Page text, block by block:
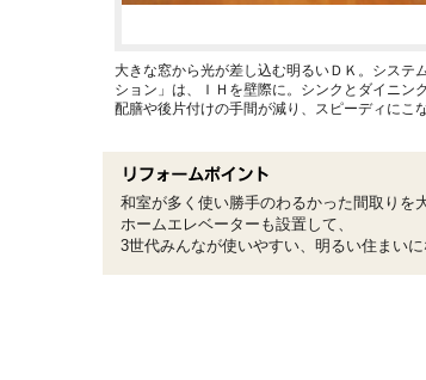
大きな窓から光が差し込む明るいＤＫ。システ
ション」は、ＩＨを壁際に。シンクとダイニン
配膳や後片付けの手間が減り、スピーディにこ
和室が多く使い勝手のわるかった間取りを
ホームエレベーターも設置して、
3世代みんなが使いやすい、明るい住まいに